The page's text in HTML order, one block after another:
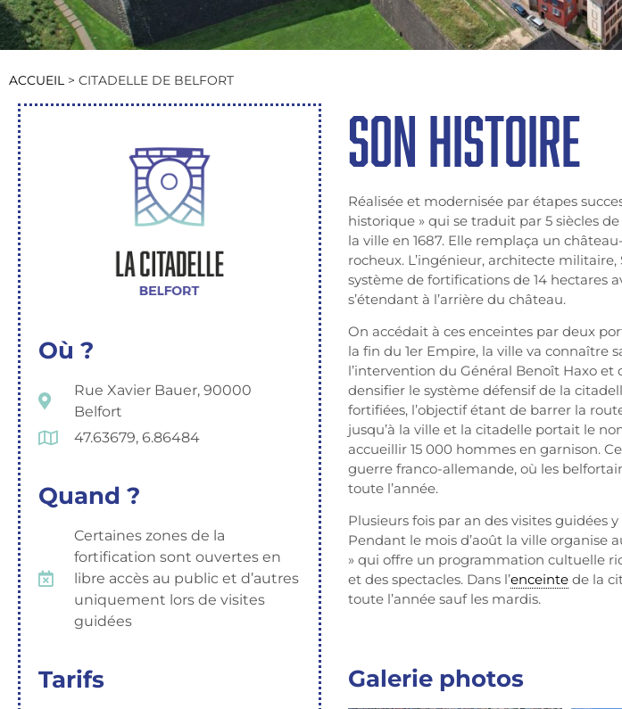
ACCUEIL > CITADELLE DE BELFORT
Où ?
Rue Xavier Bauer, 90000
Belfort
47.63679, 6.86484
Quand ?
Certaines zones de la
fortification sont ouvertes en
libre accès au public et d’autres
uniquement lors de visites
guidées
Tarifs
SON HISTOIRE
Réalisée et modernisée par étapes
historique » qui se traduit par 5 siècles
la ville en 1687. Elle remplaça un
rocheux. L’ingénieur, architecte
système de fortifications de 14 hectares
s’étendant à l’arrière du château.
On accédait à ces enceintes par deux
la fin du 1er Empire, la ville va connaître
l’intervention du Général Benoît Haxo
densifier le système défensif de la
fortifiées, l’objectif étant de barrer la
jusqu’à la ville et la citadelle portait le
accueillir 15 000 hommes en garnison.
guerre franco-allemande, où les
toute l’année.
Plusieurs fois par an des visites guidées
Pendant le mois d’août la ville organise
» qui offre un programmation cultuelle
et des spectacles. Dans l’enceintede la
toute l’année sauf les mardis.
Galerie photos